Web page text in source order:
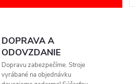
DOPRAVA A
ODOVZDANIE
Dopravu zabezpečíme. Stroje
vyrábané na objednávku